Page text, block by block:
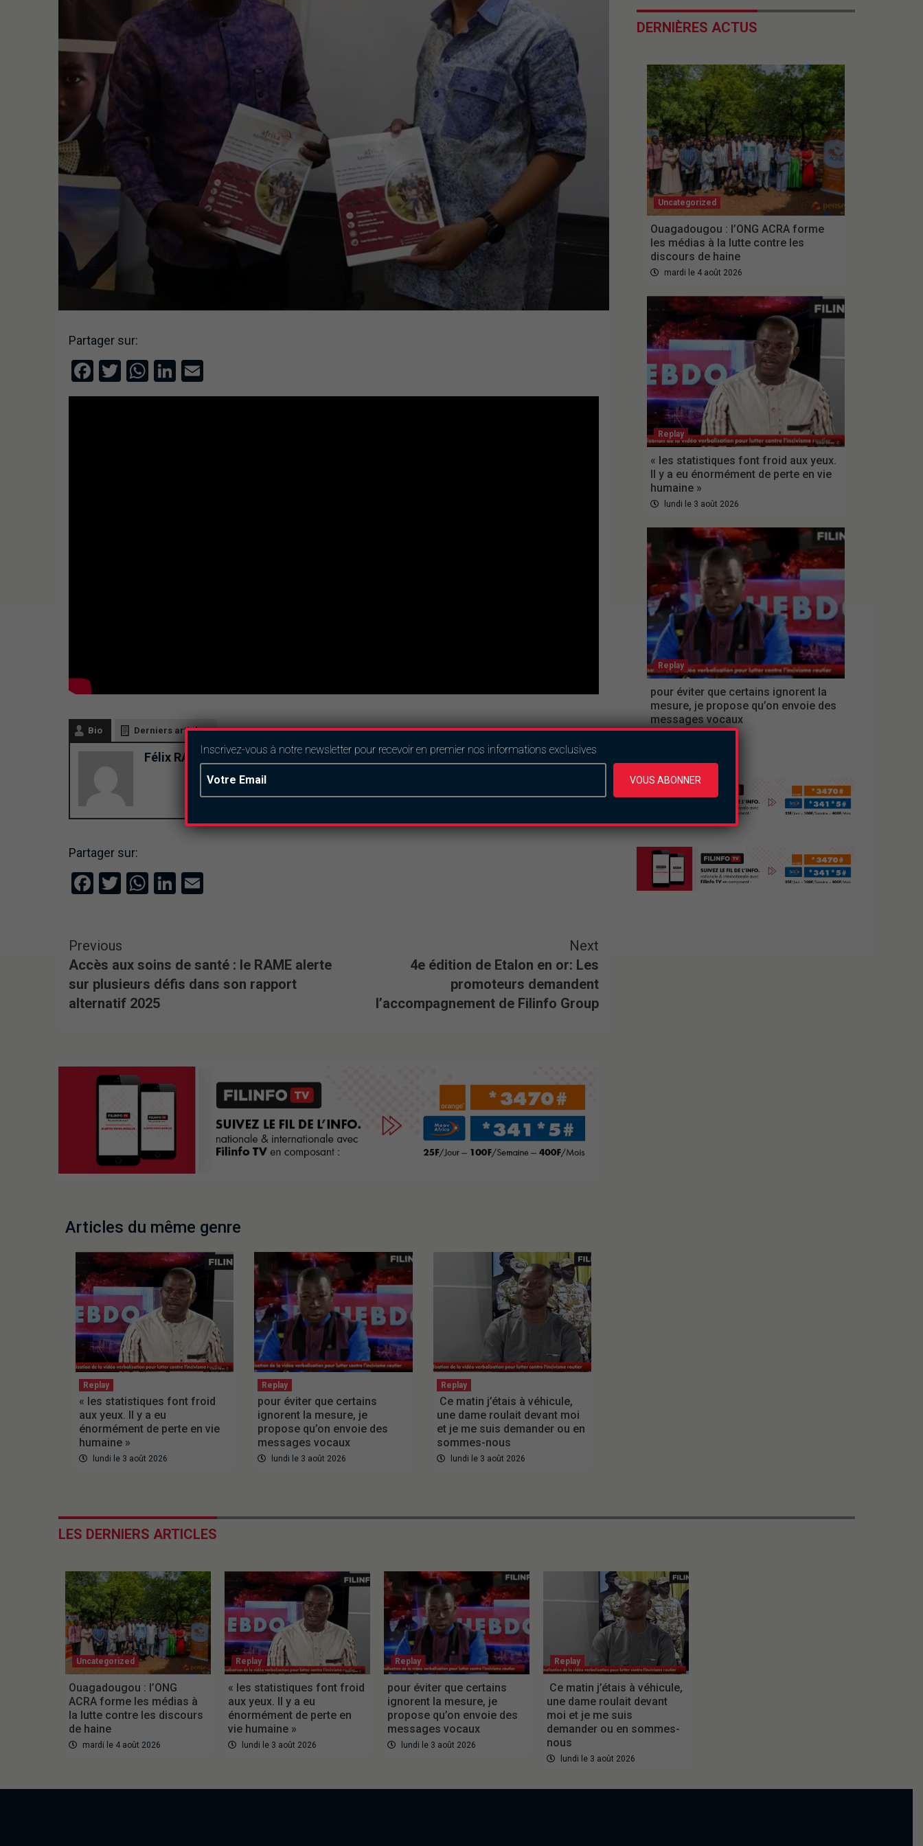
Partager sur:
Facebook
Twitter
WhatsApp
LinkedIn
Email
Bio Derniers articles
Félix RAMDE
Partager sur:
Facebook
Twitter
WhatsApp
LinkedIn
Email
Previous
Accès aux soins de santé : le RAME alerte
sur plusieurs défis dans son rapport
alternatif 2025
Next
4e édition de Etalon en or: Les
promoteurs demandent
l’accompagnement de Filinfo Group
Articles du même genre
Replay
« les statistiques font froid
aux yeux. Il y a eu
énormément de perte en vie
humaine »
lundi le 3 août 2026
Replay
pour éviter que certains
ignorent la mesure, je
propose qu’on envoie des
messages vocaux
lundi le 3 août 2026
Replay
Ce matin j’étais à véhicule,
une dame roulait devant moi
et je me suis demander ou en
sommes-nous
lundi le 3 août 2026
DERNIÈRES ACTUS
Uncategorized
Ouagadougou : l’ONG ACRA forme
les médias à la lutte contre les
discours de haine
mardi le 4 août 2026
Replay
« les statistiques font froid aux yeux.
Il y a eu énormément de perte en vie
humaine »
lundi le 3 août 2026
Replay
pour éviter que certains ignorent la
mesure, je propose qu’on envoie des
messages vocaux
LES DERNIERS ARTICLES
Uncategorized
Ouagadougou : l’ONG
ACRA forme les médias à
la lutte contre les discours
de haine
mardi le 4 août 2026
Replay
« les statistiques font froid
aux yeux. Il y a eu
énormément de perte en
vie humaine »
lundi le 3 août 2026
Replay
pour éviter que certains
ignorent la mesure, je
propose qu’on envoie des
messages vocaux
lundi le 3 août 2026
Replay
Ce matin j’étais à véhicule,
une dame roulait devant
moi et je me suis
demander ou en sommes-
nous
lundi le 3 août 2026
Inscrivez-vous à notre newsletter pour recevoir en premier nos informations exclusives
VOUS ABONNER